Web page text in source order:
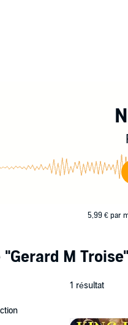
5,99 € par
"Gerard M Troise"
1 résultat